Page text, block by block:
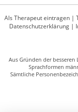
Als Therapeut eintragen |
Datenschutzerklärung|
Aus Gründen der
Sprachformen
Sämtliche